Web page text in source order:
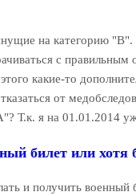
на категорию "В".
с правильным
какие-то
от
Т.к. я на 01.01.2014
билет или хотя
и получить военный